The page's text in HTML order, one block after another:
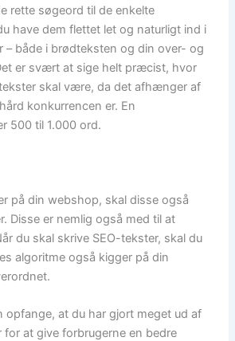
rette søgeord til de enkelte
have dem flettet let og naturligt ind i
– både i brødteksten og din over- og
er svært at sige helt præcist, hvor
skal være, da det afhænger af
konkurrencen er. En
500 til 1.000 ord.
på din webshop, skal disse også
Disse er nemlig også med til at
du skal skrive SEO-tekster, skal du
algoritme også kigger på din
opfange, at du har gjort meget ud af
at give forbrugerne en bedre